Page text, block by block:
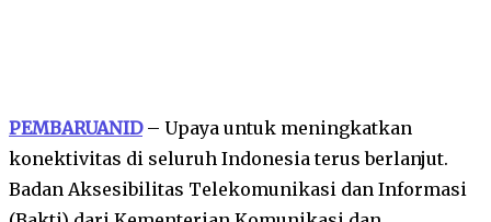
PEMBARUANID– Upaya untuk meningkatkan
konektivitas di seluruh Indonesia terus berlanjut.
Badan Aksesibilitas Telekomunikasi dan Informasi